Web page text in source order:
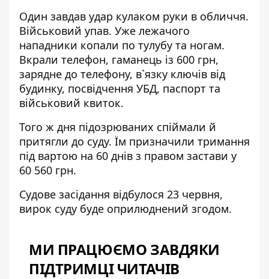
Один завдав удар кулаком руки в обличчя.
Військовий упав. Уже лежачого
нападники копали по тулубу та ногам.
Вкрали телефон, гаманець із 600 грн,
зарядне до телефону, в`язку ключів від
будинку, посвідчення УБД, паспорт та
військовий квиток.
Того ж дня підозрюваних спіймали й
притягли до суду. Їм призначили тримання
під вартою на 60 днів з правом застави у
60 560 грн.
Судове засідання відбулося 23 червня,
вирок суду буде оприлюднений згодом.
МИ ПРАЦЮЄМО ЗАВДЯКИ
ПІДТРИМЦІ ЧИТАЧІВ